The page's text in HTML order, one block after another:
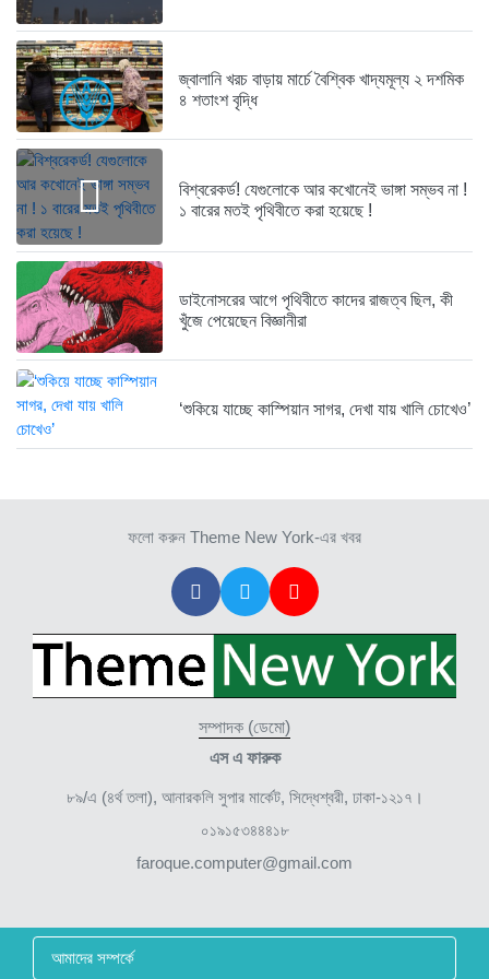
নেত্রকোনায় গিয়ে বাবরের উপর ক্ষোভ...
১ বছর আগে
স্থলপথে সুতা আমদানি বন্ধে কোণঠাসা...
জ্বালানি খরচ বাড়ায় মার্চে বৈশ্বিক খাদ্যমূল্য ২ দশমিক
৪ শতাংশ বৃদ্ধি
বিশ্বরেকর্ড! যেগুলোকে আর কখোনেই ভাঙ্গা সম্ভব না !
১ বারের মতই পৃথিবীতে করা হয়েছে !
ডাইনোসরের আগে পৃথিবীতে কাদের রাজত্ব ছিল, কী
খুঁজে পেয়েছেন বিজ্ঞানীরা
‘শুকিয়ে যাচ্ছে কাস্পিয়ান সাগর, দেখা যায় খালি চোখেও’
ফলো করুন Theme New York-এর খবর
সম্পাদক (ডেমো)
এস এ ফারুক
৮৯/এ (৪র্থ তলা), আনারকলি সুপার মার্কেট, সিদ্ধেশ্বরী, ঢাকা-১২১৭।
০১৯১৫৩৪৪৪১৮
faroque.computer@gmail.com
আমাদের সম্পর্কে